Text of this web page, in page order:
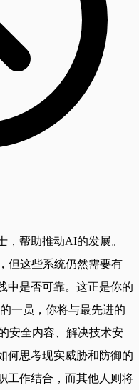
，帮助推动AI的发展。
但这些系统仍然需要有
中是否可靠。这正是你的
一员，你将与最先进的
安全内容、解决技术安
何思考现实威胁和防御的
工作结合，而其他人则将